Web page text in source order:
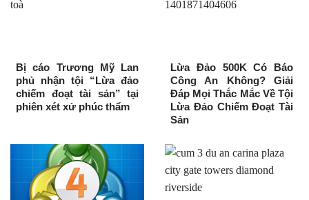
Bị cáo Trương Mỹ Lan
phủ nhận tội “Lừa đảo
chiếm đoạt tài sản” tại
phiên xét xử phúc thẩm
Lừa Đảo 500K Có Báo
Công An Không? Giải
Đáp Mọi Thắc Mắc Về Tội
Lừa Đảo Chiếm Đoạt Tài
Sản